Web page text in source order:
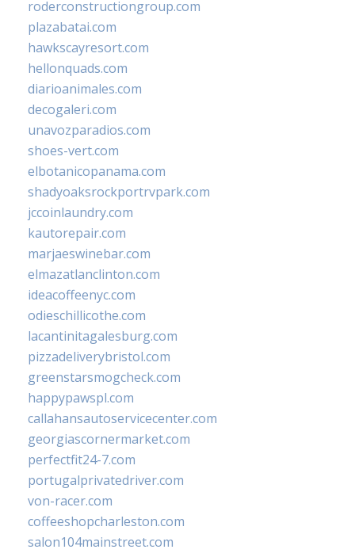
roderconstructiongroup.com
plazabatai.com
hawkscayresort.com
hellonquads.com
diarioanimales.com
decogaleri.com
unavozparadios.com
shoes-vert.com
elbotanicopanama.com
shadyoaksrockportrvpark.com
jccoinlaundry.com
kautorepair.com
marjaeswinebar.com
elmazatlanclinton.com
ideacoffeenyc.com
odieschillicothe.com
lacantinitagalesburg.com
pizzadeliverybristol.com
greenstarsmogcheck.com
happypawspl.com
callahansautoservicecenter.com
georgiascornermarket.com
perfectfit24-7.com
portugalprivatedriver.com
von-racer.com
coffeeshopcharleston.com
salon104mainstreet.com